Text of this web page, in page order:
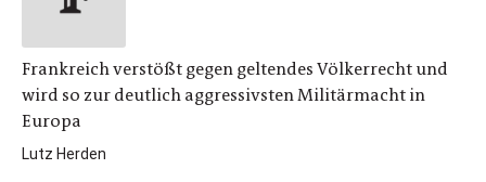
Frankreich verstößt gegen geltendes Völkerrecht und
wird so zur deutlich aggressivsten Militärmacht in
Europa
Lutz Herden